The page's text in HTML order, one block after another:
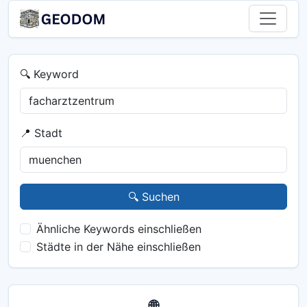
🔍 Keyword
📍 Stadt
🔍 Suchen
Ähnliche Keywords einschließen
Städte in der Nähe einschließen